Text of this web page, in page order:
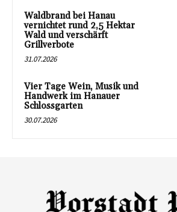
Waldbrand bei Hanau
vernichtet rund 2,5 Hektar
Wald und verschärft
Grillverbote
31.07.2026
Vier Tage Wein, Musik und
Handwerk im Hanauer
Schlossgarten
30.07.2026